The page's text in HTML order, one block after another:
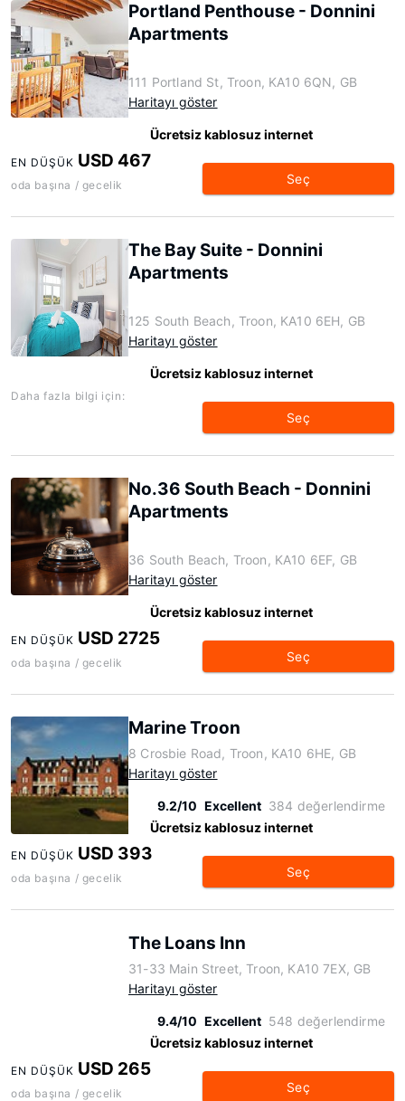
Portland Penthouse - Donnini
Apartments
111 Portland St, Troon, KA10 6QN, GB
Haritayı göster
Ücretsiz kablosuz internet
EN DÜŞÜK USD 467
oda başına / gecelik Seç
The Bay Suite - Donnini
Apartments
125 South Beach, Troon, KA10 6EH, GB
Haritayı göster
Ücretsiz kablosuz internet
Daha fazla bilgi için:
Seç
No.36 South Beach - Donnini
Apartments
36 South Beach, Troon, KA10 6EF, GB
Haritayı göster
Ücretsiz kablosuz internet
EN DÜŞÜK USD 2725
oda başına / gecelik Seç
Marine Troon
8 Crosbie Road, Troon, KA10 6HE, GB
Haritayı göster
9.2/10 Excellent 384 değerlendirme
Ücretsiz kablosuz internet
EN DÜŞÜK USD 393
oda başına / gecelik Seç
The Loans Inn
31-33 Main Street, Troon, KA10 7EX, GB
Haritayı göster
9.4/10 Excellent 548 değerlendirme
Ücretsiz kablosuz internet
EN DÜŞÜK USD 265
oda başına / gecelik Seç